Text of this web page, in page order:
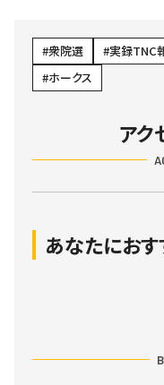
衆院選 実録TNC
ホークス
アク
あなたにおす